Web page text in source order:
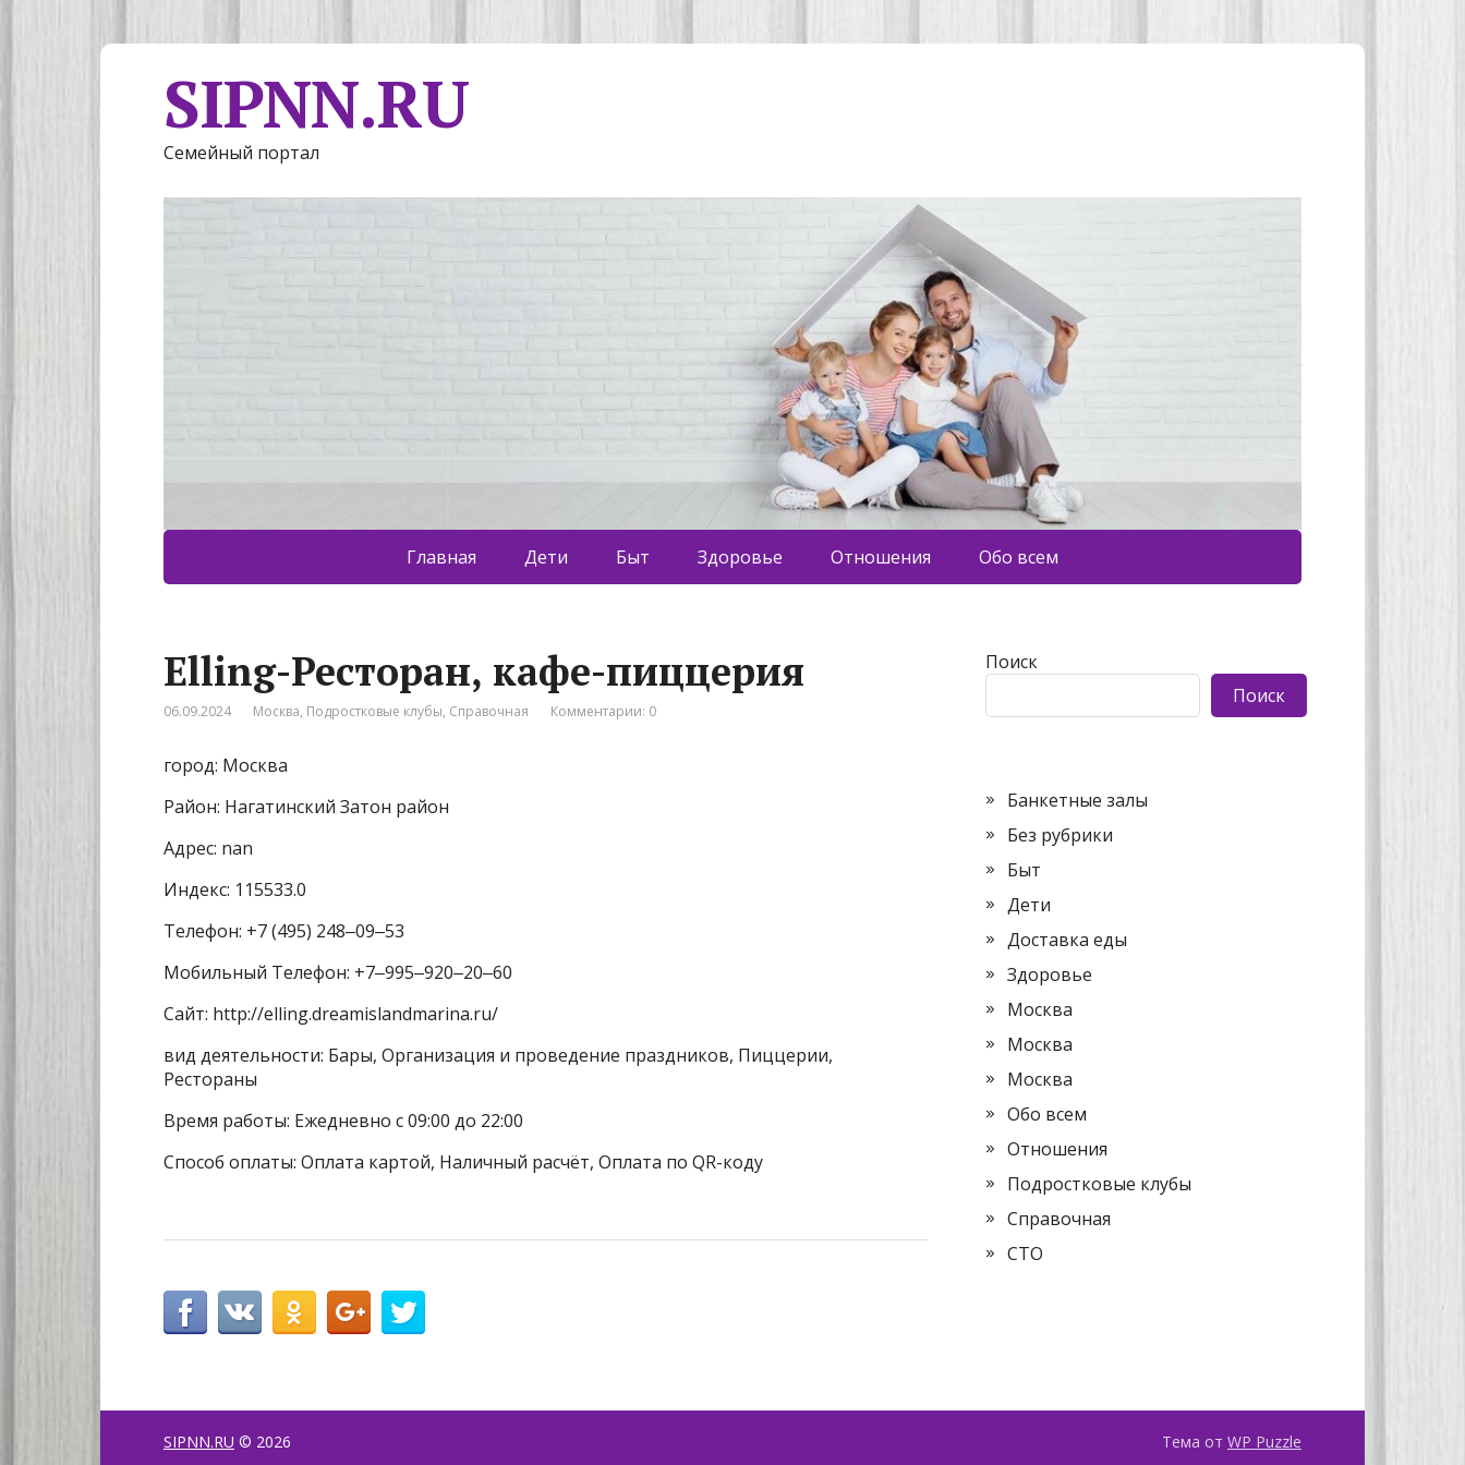
SIPNN.RU
Семейный портал
Главная Дети Быт Здоровье Отношения Обо всем
Elling-Ресторан, кафе-пиццерия
06.09.2024 Москва, Подростковые клубы, Справочная Комментарии: 0
город: Москва
Район: Нагатинский Затон район
Адрес: nan
Индекс: 115533.0
Телефон: +7 (495) 248‒09‒53
Мобильный Телефон: +7‒995‒920‒20‒60
Сайт: http://elling.dreamislandmarina.ru/
вид деятельности: Бары, Организация и проведение праздников, Пиццерии,
Рестораны
Время работы: Ежедневно с 09:00 до 22:00
Способ оплаты: Оплата картой, Наличный расчёт, Оплата по QR-коду
Поиск
Поиск
Банкетные залы
Без рубрики
Быт
Дети
Доставка еды
Здоровье
Москва
Москва
Москва
Обо всем
Отношения
Подростковые клубы
Справочная
СТО
SIPNN.RU © 2026 Тема от WP Puzzle